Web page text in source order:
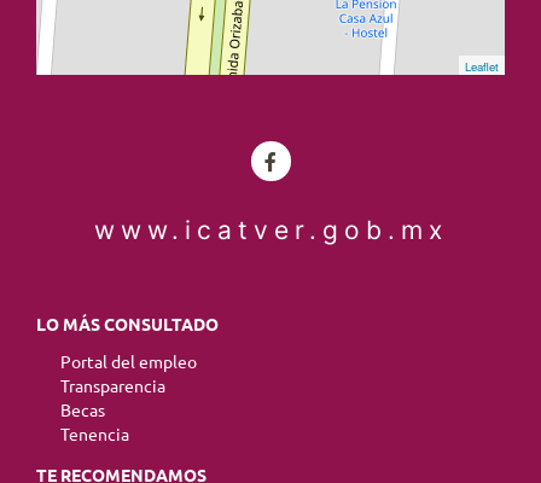
Leaflet
www.icatver.gob.mx
LO MÁS CONSULTADO
Portal del empleo
Transparencia
Becas
Tenencia
TE RECOMENDAMOS